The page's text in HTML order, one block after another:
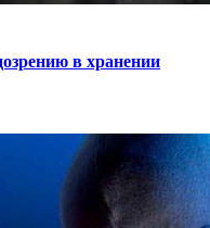
в хранении